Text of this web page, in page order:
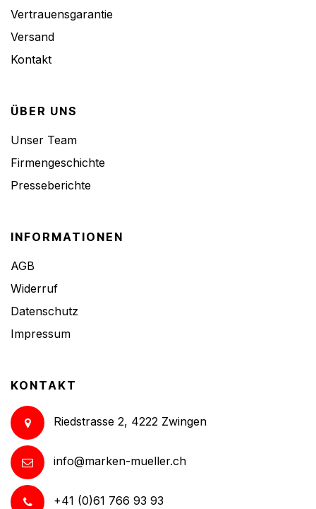
Vertrauensgarantie
Versand
Kontakt
ÜBER UNS
Unser Team
Firmengeschichte
Presseberichte
INFORMATIONEN
AGB
Widerruf
Datenschutz
Impressum
KONTAKT
Riedstrasse 2, 4222 Zwingen
info@marken-mueller.ch
+41 (0)61 766 93 93